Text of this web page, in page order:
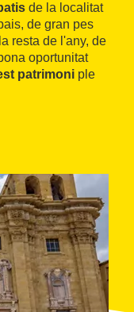
de la localitat
de gran pes
resta de l'any, de
oportunitat
patrimoni ple